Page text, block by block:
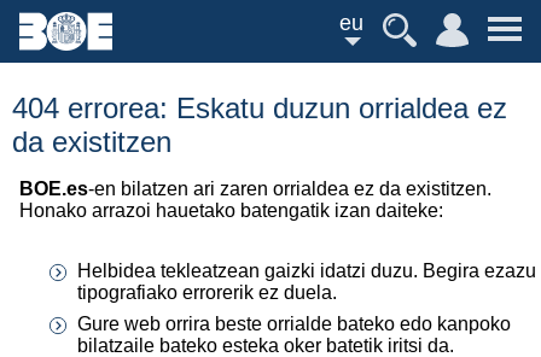
eu
404 errorea: Eskatu duzun orrialdea ez
da existitzen
BOE.es-en bilatzen ari zaren orrialdea ez da existitzen.
Honako arrazoi hauetako batengatik izan daiteke:
Helbidea tekleatzean gaizki idatzi duzu. Begira ezazu
tipografiako errorerik ez duela.
Gure web orrira beste orrialde bateko edo kanpoko
bilatzaile bateko esteka oker batetik iritsi da.